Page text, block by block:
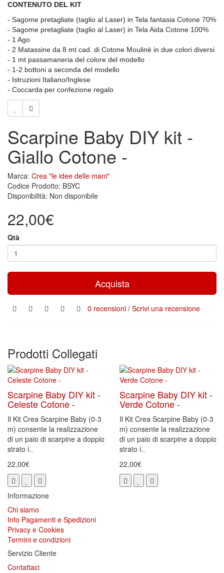
CONTENUTO DEL KIT
- Sagome pretagliate (taglio al Laser) in Tela fantasia Cotone 70%
- Sagome pretagliate (taglio al Laser) in Tela Aida Cotone 100%
- 1 Ago
- 2 Matassine da 8 mt cad. di Cotone Moulinè in due colori diversi
- 1 mt passamaneria del colore del modello
- 1-2 bottoni a seconda del modello
- Istruzioni Italiano/Inglese
- Coccarda per confezione regalo
Scarpine Baby DIY kit -
Giallo Cotone -
Marca: Crea "le idee delle mani"
Codice Prodotto: BSYC
Disponibilità: Non disponibile
22,00€
Qtà
Acquista
0 recensioni / Scrivi una recensione
Prodotti Collegati
Scarpine Baby DIY kit -
Celeste Cotone -
Il Kit Crea Scarpine Baby (0-3
m) consente la realizzazione
di un paio di scarpine a doppio
strato i..
22,00€
Scarpine Baby DIY kit -
Verde Cotone -
Il Kit Crea Scarpine Baby (0-3
m) consente la realizzazione
di un paio di scarpine a doppio
strato i..
22,00€
Informazione
Chi siamo
Info Pagamenti e Spedizioni
Privacy e Cookies
Termini e condizioni
Servizio Cliente
Contattaci